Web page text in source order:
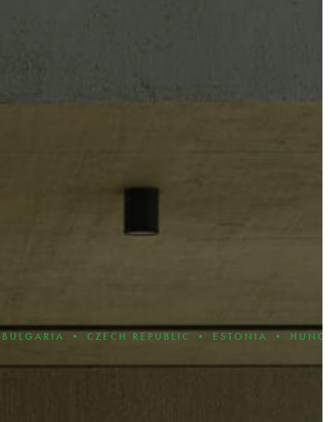
REPUBLIC • ESTONIA • HUNGARY •